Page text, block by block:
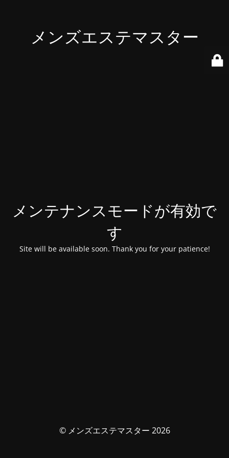
メンズエステマスター
メンテナンスモードが有効で
す
Site will be available soon. Thank you for your patience!
© メンズエステマスター 2026